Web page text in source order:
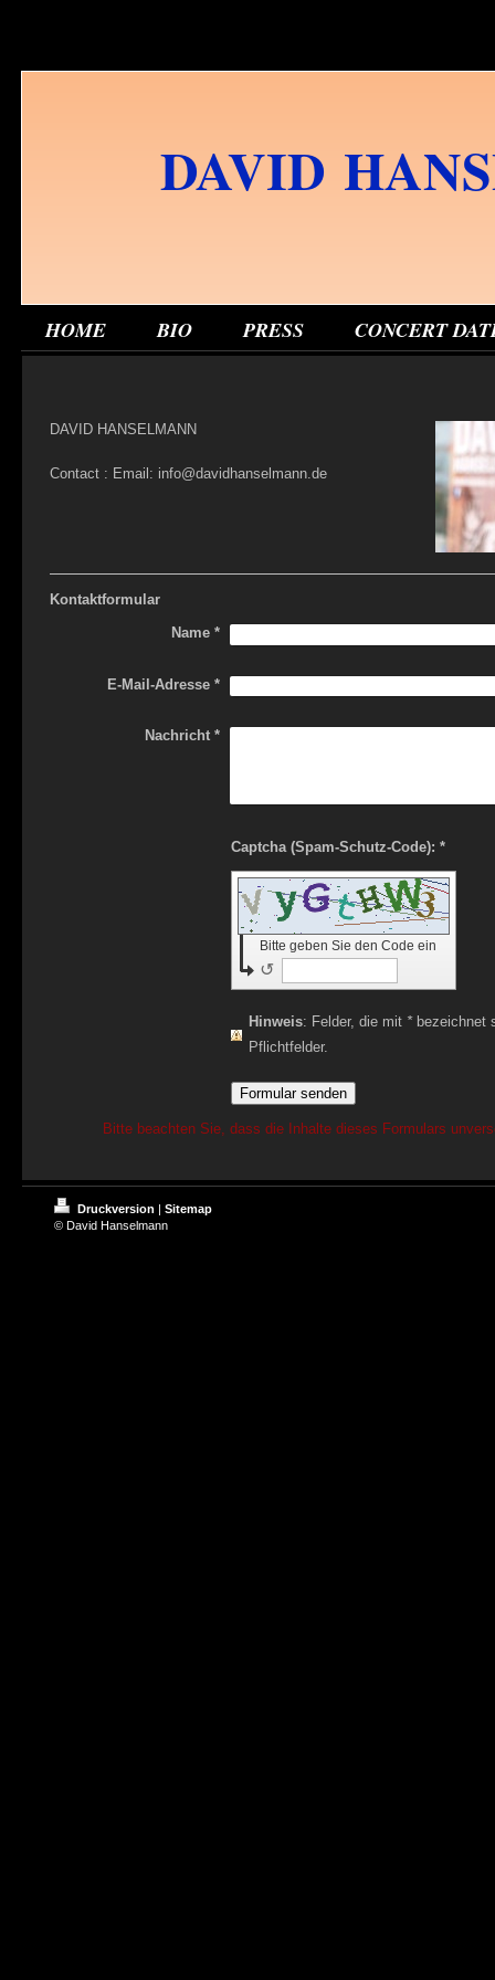
DAVID
HOME BIO PRESS CONCERT
DAVID HANSELMANN
Contact : Email: info@davidhanselmann.de
Kontaktformular
Name*
E-Mail-Adresse*
Nachricht*
Captcha (Spam-Schutz-Code): *
Bitte geben Sie den Code ein
↺
Hinweis : Felder, die mit *bezeichnet
Pflichtfelder.
Bitte beachten Sie, dass die Inhalte dieses Formulars
Druckversion
Sitemap
© David Hanselmann